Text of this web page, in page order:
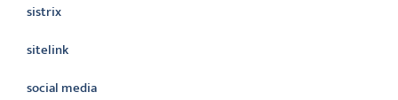
sistrix
sitelink
social media